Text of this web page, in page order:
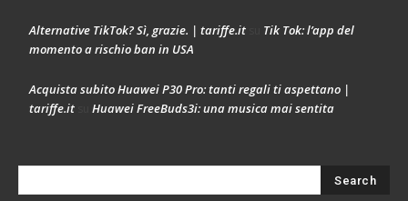
Alternative TikTok? Sì, grazie. | tariffe.it
Tik Tok: l’app del
momento a rischio ban in USA
Acquista subito Huawei P30 Pro: tanti regali ti aspettano |
tariffe.it
Huawei FreeBuds3i: una musica mai sentita